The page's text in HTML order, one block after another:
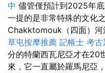
中 儘管僅預計到2025年
一提的是非常特殊的文化
Chakktomouk（四面）河
草屯按摩推薦 記帳士 考古
分的特蘭西瓦尼亞才在20
來，它一直屬於羅馬尼亞